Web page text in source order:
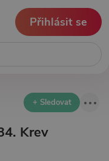
Přihlásit se
+ Sledovat
Krev